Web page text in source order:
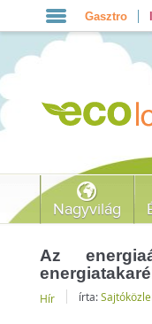
Gasztro
Nagyvilág
Az
Hír írta: